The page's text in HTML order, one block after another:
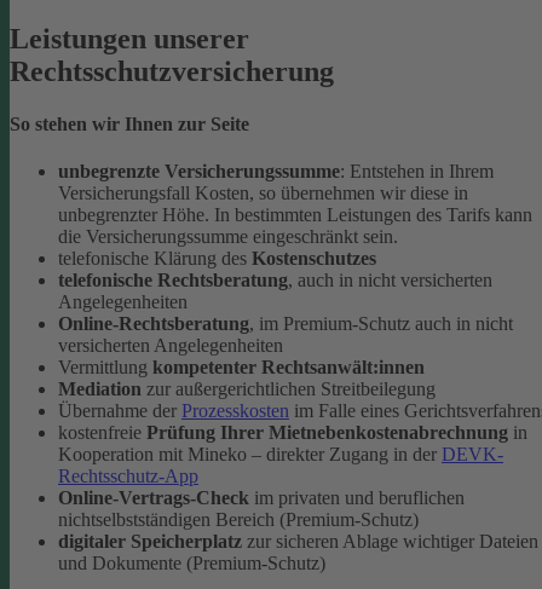
Leistungen unserer
Rechtsschutzversicherung
So stehen wir Ihnen zur Seite
unbegrenzte Versicherungssumme: Entstehen in Ihrem
Versicherungsfall Kosten, so übernehmen wir diese in
unbegrenzter Höhe. In bestimmten Leistungen des Tarifs kann
die Versicherungssumme eingeschränkt sein.
telefonische Klärung des Kostenschutzes
telefonische Rechtsberatung, auch in nicht versicherten
Angelegenheiten
Online-Rechtsberatung, im Premium-Schutz auch in nicht
versicherten Angelegenheiten
Vermittlung kompetenter Rechtsanwält:innen
Mediation zur außergerichtlichen Streitbeilegung
Übernahme der Prozesskosten im Falle eines
kostenfreie Prüfung Ihrer Mietnebenkostenabrechnung in
Kooperation mit Mineko – direkter Zugang in der DEVK-
Rechtsschutz-App
Online-Vertrags-Check im privaten und beruflichen
nichtselbstständigen Bereich (Premium-Schutz)
digitaler Speicherplatz zur sicheren Ablage wichtiger Dateien
und Dokumente (Premium-Schutz)